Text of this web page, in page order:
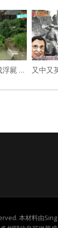
(粵)台女撞橋失蹤成浮屍 離奇車禍留3疑點待查
本材料由